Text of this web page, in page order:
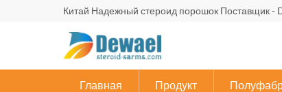
Китай Надежный стероид порошок Поставщик -
Главная Продукт